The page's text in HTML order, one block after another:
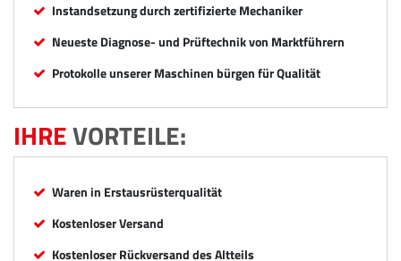
Instandsetzung durch zertifizierte Mechaniker
Neueste Diagnose- und Prüftechnik von Marktführern
Protokolle unserer Maschinen bürgen für Qualität
IHREVORTEILE:
Waren in Erstausrüsterqualität
Kostenloser Versand
Kostenloser Rückversand des Altteils